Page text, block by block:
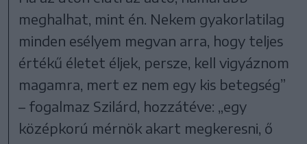
meghalhat, mint én. Nekem gyakorlatilag
minden esélyem megvan arra, hogy teljes
értékű életet éljek, persze, kell vigyáznom
magamra, mert ez nem egy kis betegség”
– fogalmaz Szilárd, hozzátéve: „egy
középkorú mérnök akart megkeresni, ő